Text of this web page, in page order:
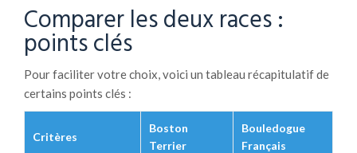
Comparer les deux races :
points clés
Pour faciliter votre choix, voici un tableau récapitulatif de
certains points clés :
Critères
Boston
Terrier
Bouledogue
Français